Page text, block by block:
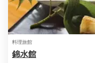
大浴場 温泉
料理旅館
錦水館